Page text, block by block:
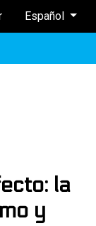
Cambiar el
Español
la
y